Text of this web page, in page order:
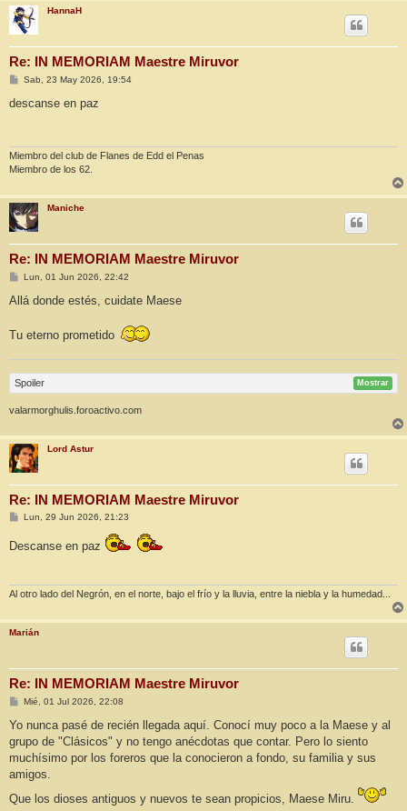
HannaH
Re: IN MEMORIAM Maestre Miruvor
M
n
Sab, 23 May 2026, 19:54
descanse en paz
Miembro del club de Flanes de Edd el Penas
Miembro de los 62.
Maniche
Re: IN MEMORIAM Maestre Miruvor
M
n
e
Lun, 01 Jun 2026, 22:42
Allá donde estés, cuidate Maese
Tu eterno prometido
Spoiler Mostrar
valarmorghulis.foroactivo.com
Lord Astur
Re: IN MEMORIAM Maestre Miruvor
M
s
Lun, 29 Jun 2026, 21:23
Descanse en paz
Al otro lado del Negrón, en el norte, bajo el frío y la lluvia, entre la niebla y la humedad...
Marián
Re: IN MEMORIAM Maestre Miruvor
M
n
a
j
Mié, 01 Jul 2026, 22:08
Yo nunca pasé de recién llegada aquí. Conocí muy poco a la Maese y al
grupo de "Clásicos" y no tengo anécdotas que contar. Pero lo siento
muchísimo por los foreros que la conocieron a fondo, su familia y sus
amigos.
Que los dioses antiguos y nuevos te sean propicios, Maese Miru.